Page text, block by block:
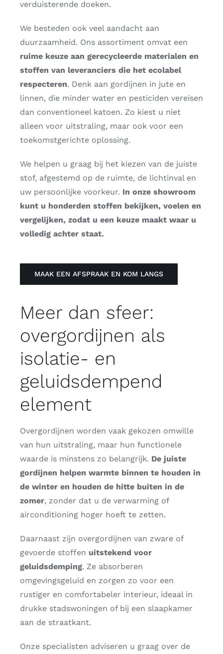
verduisterende doeken.
We besteden ook veel aandacht aan
duurzaamheid. Ons assortiment omvat een
ruime keuze aan gerecycleerde materialen en
stoffen van leveranciers die het ecolabel
respecteren. Denk aan gordijnen in jute en
linnen, die minder water en pesticiden vereisen
dan conventioneel katoen. Zo kiest u niet
alleen voor uitstraling, maar ook voor een
toekomstgerichte oplossing.
We helpen u graag bij het kiezen van de juiste
stof, afgestemd op de ruimte, de lichtinval en
uw persoonlijke voorkeur. In onze showroom
kunt u honderden stoffen bekijken, voelen en
vergelijken, zodat u een keuze maakt waar u
volledig achter staat.
MAAK EEN AFSPRAAK EN KOM LANGS
Meer dan sfeer:
overgordijnen als
isolatie- en
geluidsdempend
element
Overgordijnen worden vaak gekozen omwille
van hun uitstraling, maar hun functionele
waarde is minstens zo belangrijk. De juiste
gordijnen helpen warmte binnen te houden in
de winter en houden de hitte buiten in de
zomer, zonder dat u de verwarming of
airconditioning hoger hoeft te zetten.
Daarnaast zijn overgordijnen van zware of
gevoerde stoffen uitstekend voor
geluidsdemping. Ze absorberen
omgevingsgeluid en zorgen zo voor een
rustiger en comfortabeler interieur, ideaal in
drukke stadswoningen of bij een slaapkamer
aan de straatkant.
Onze specialisten adviseren u graag over de